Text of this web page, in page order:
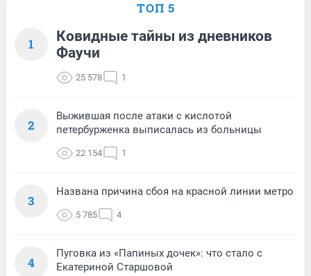
ТОП 5
1
Ковидные тайны из дневников
Фаучи
25 578 1
2
Выжившая после атаки с кислотой
петербурженка выписалась из больницы
22 154 1
3
Названа причина сбоя на красной линии метро
5 785 4
4
Пуговка из «Папиных дочек»: что стало с
Екатериной Старшовой